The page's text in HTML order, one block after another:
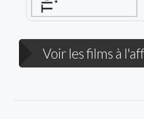
Voir les films à